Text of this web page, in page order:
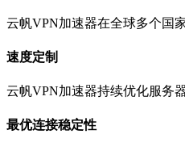
云帆VPN加速器在全球多个国
速度定制
云帆VPN加速器持续优化服务
最优连接稳定性